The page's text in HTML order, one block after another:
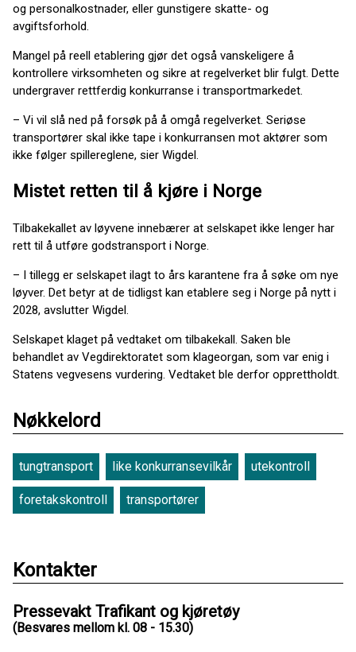
og personalkostnader, eller gunstigere skatte- og
avgiftsforhold.
Mangel på reell etablering gjør det også vanskeligere å
kontrollere virksomheten og sikre at regelverket blir fulgt. Dette
undergraver rettferdig konkurranse i transportmarkedet.
– Vi vil slå ned på forsøk på å omgå regelverket. Seriøse
transportører skal ikke tape i konkurransen mot aktører som
ikke følger spillereglene, sier Wigdel.
Mistet retten til å kjøre i Norge
Tilbakekallet av løyvene innebærer at selskapet ikke lenger har
rett til å utføre godstransport i Norge.
– I tillegg er selskapet ilagt to års karantene fra å søke om nye
løyver. Det betyr at de tidligst kan etablere seg i Norge på nytt i
2028, avslutter Wigdel.
Selskapet klaget på vedtaket om tilbakekall. Saken ble
behandlet av Vegdirektoratet som klageorgan, som var enig i
Statens vegvesens vurdering. Vedtaket ble derfor opprettholdt.
Nøkkelord
tungtransport like konkurransevilkår utekontroll
foretakskontroll transportører
Kontakter
Pressevakt Trafikant og kjøretøy
(Besvares mellom kl. 08 - 15.30)